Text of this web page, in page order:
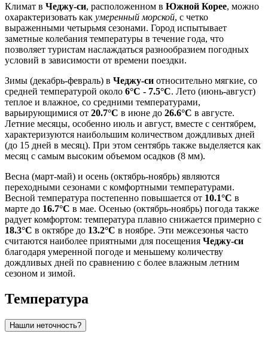
Климат в Чеджу-си, расположенном в Южной Корее, можно
охарактеризовать как умеренный морской, с четко
выраженными четырьмя сезонами. Город испытывает
заметные колебания температуры в течение года, что
позволяет туристам наслаждаться разнообразием погодных
условий в зависимости от времени поездки.
Зимы (декабрь-февраль) в Чеджу-си относительно мягкие, со
средней температурой около 6°C - 7.5°C. Лето (июнь-август)
теплое и влажное, со средними температурами,
варьирующимися от 20.7°C в июне до 26.6°C в августе.
Летние месяцы, особенно июль и август, вместе с сентябрем,
характеризуются наибольшим количеством дождливых дней
(до 15 дней в месяц). При этом сентябрь также выделяется как
месяц с самым высоким объемом осадков (8 мм).
Весна (март-май) и осень (октябрь-ноябрь) являются
переходными сезонами с комфортными температурами.
Весной температура постепенно повышается от 10.1°C в
марте до 16.7°C в мае. Осенью (октябрь-ноябрь) погода также
радует комфортом: температура плавно снижается примерно с
18.3°C в октябре до 13.2°C в ноябре. Эти межсезонья часто
считаются наиболее приятными для посещения Чеджу-си
благодаря умеренной погоде и меньшему количеству
дождливых дней по сравнению с более влажным летним
сезоном и зимой.
Температура
Нашли неточность?